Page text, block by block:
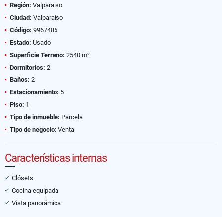
Región: Valparaiso
Ciudad: Valparaíso
Código: 9967485
Estado: Usado
Superficie Terreno: 2540 m²
Dormitorios: 2
Baños: 2
Estacionamiento: 5
Piso: 1
Tipo de inmueble: Parcela
Tipo de negocio: Venta
Características internas
Clósets
Cocina equipada
Vista panorámica